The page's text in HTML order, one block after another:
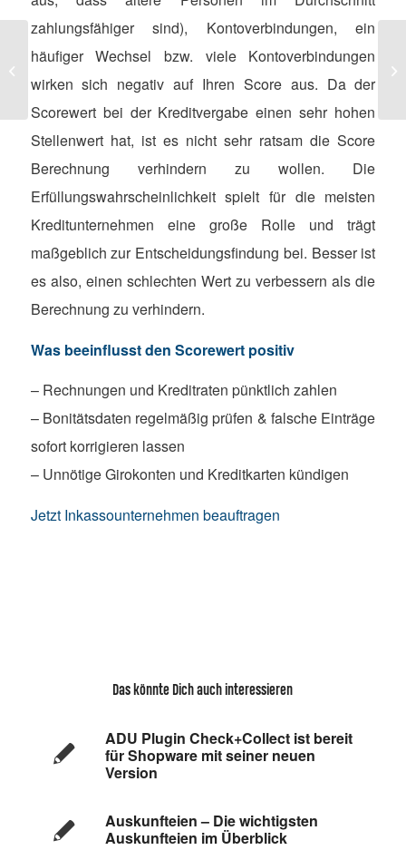
zahlungsfähiger sind), Kontoverbindungen, ein
häufiger Wechsel bzw. viele Kontoverbindungen
wirken sich negativ auf Ihren Score aus. Da der
Scorewert bei der Kreditvergabe einen sehr hohen
Stellenwert hat, ist es nicht sehr ratsam die Score
Berechnung verhindern zu wollen. Die
Erfüllungswahrscheinlichkeit spielt für die meisten
Kreditunternehmen eine große Rolle und trägt
maßgeblich zur Entscheidungsfindung bei. Besser ist
es also, einen schlechten Wert zu verbessern als die
Berechnung zu verhindern.
Was beeinflusst den Scorewert positiv
– Rechnungen und Kreditraten pünktlich zahlen
– Bonitätsdaten regelmäßig prüfen & falsche Einträge
sofort korrigieren lassen
– Unnötige Girokonten und Kreditkarten kündigen
Jetzt Inkassounternehmen beauftragen
Das könnte Dich auch interessieren
ADU Plugin Check+Collect ist bereit
für Shopware mit seiner neuen
Version
Auskunfteien – Die wichtigsten
Auskunfteien im Überblick
Hohe Zahlungsausfallrisiken steigern
die Zahl der insolvenzgefährdeten
Unt...